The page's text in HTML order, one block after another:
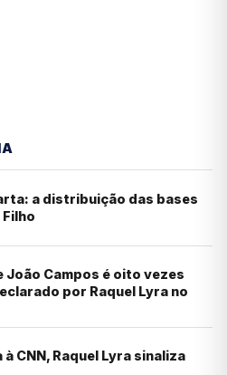
a distribuição das bases
João Campos é oito vezes
por Raquel Lyra no
CNN, Raquel Lyra sinaliza